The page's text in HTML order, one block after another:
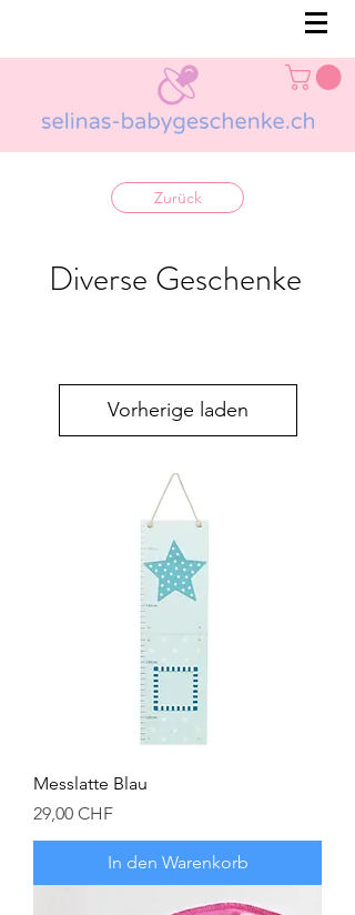
Zurück
Diverse Geschenke
Vorherige laden
Messlatte Blau
Preis
29,00 CHF
In den Warenkorb